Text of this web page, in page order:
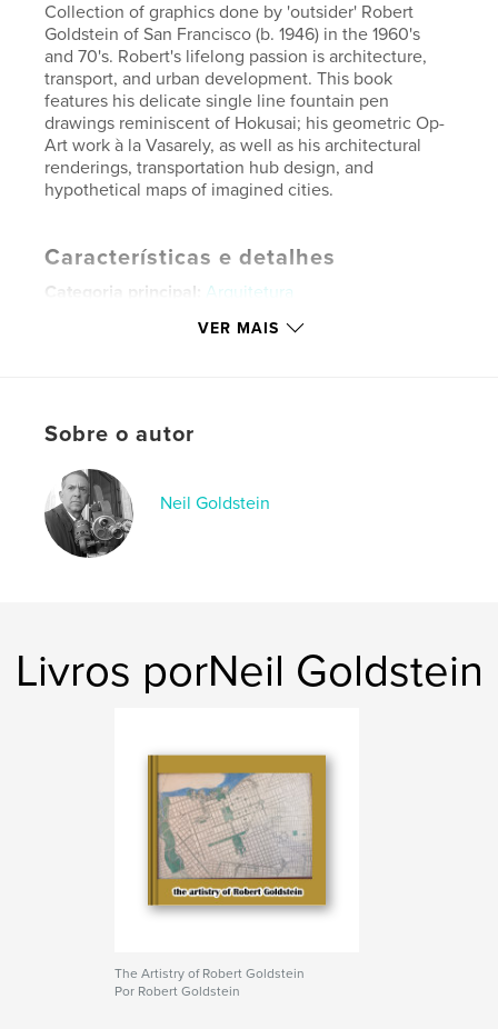
Collection of graphics done by 'outsider' Robert
Goldstein of San Francisco (b. 1946) in the 1960's
and 70's. Robert's lifelong passion is architecture,
transport, and urban development. This book
features his delicate single line fountain pen
drawings reminiscent of Hokusai; his geometric Op-
Art work à la Vasarely, as well as his architectural
renderings, transportation hub design, and
hypothetical maps of imagined cities.
Características e detalhes
Categoria principal: Arquitetura
Categorias adicionais Portfólios,
IdiomaEnglish
Palavras-chavee
city planning , transport ,
architecture
VER MAIS
Sobre o autor
Neil Goldstein
Livros porNeil Goldstein
The Artistry of Robert Goldstein
Por Robert Goldstein